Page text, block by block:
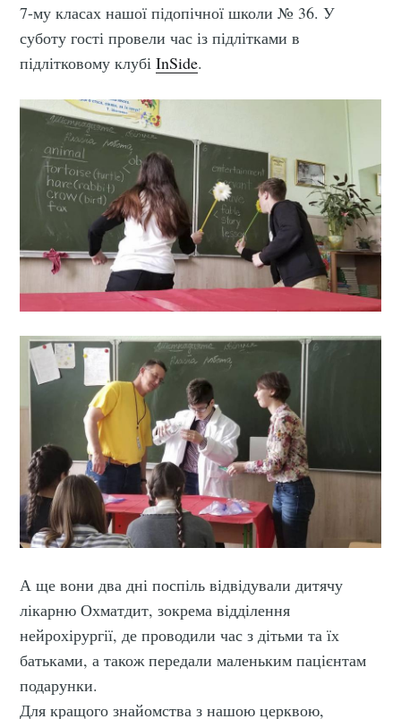
7-му класах нашої підопічної школи № 36. У
суботу гості провели час із підлітками в
підлітковому клубіInSide.
А ще вони два дні поспіль відвідували дитячу
лікарню Охматдит, зокрема відділення
нейрохірургії, де проводили час з дітьми та їх
батьками, а також передали маленьким пацієнтам
подарунки.
Для кращого знайомства з нашою церквою,